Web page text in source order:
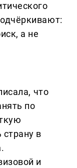
а не
что
по
в
и